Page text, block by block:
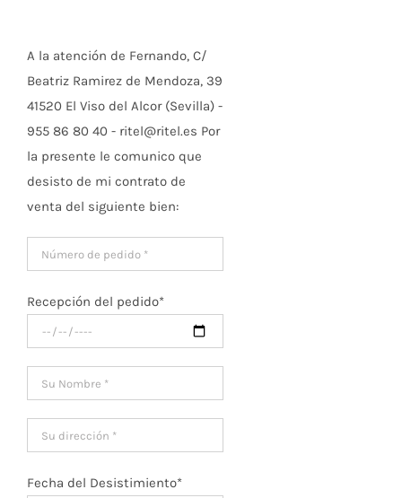
A la atención de Fernando, C/
Beatriz Ramirez de Mendoza, 39
41520 El Viso del Alcor (Sevilla) -
955 86 80 40 - ritel@ritel.es Por
la presente le comunico que
desisto de mi contrato de
venta del siguiente bien:
Recepción del pedido*
Fecha del Desistimiento*